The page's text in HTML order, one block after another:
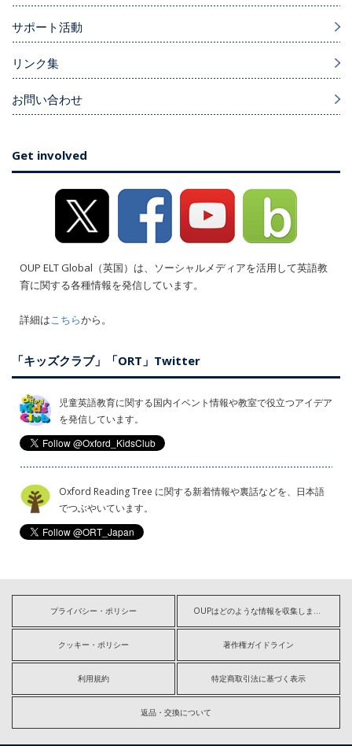
サポート活動
リンク集
お問い合わせ
Get involved
OUP ELT Global（英国）は、ソーシャルメディアを活用して英語教
育に関する各種情報を発信しています。
詳細はこちらから。
「キッズクラブ」「ORT」Twitter
児童英語教育に関する国内イベント情報や教室で役立つアイデア
を発信しています。
Oxford Reading Tree に関する新着情報や裏話などを、日本語
でつぶやいています。
プライバシー・ポリシー OUPはどのような情報を収集しますか?
クッキー・ポリシー 著作権ガイドライン
利用規約 特定商取引法に基づく表示
返品・交換について